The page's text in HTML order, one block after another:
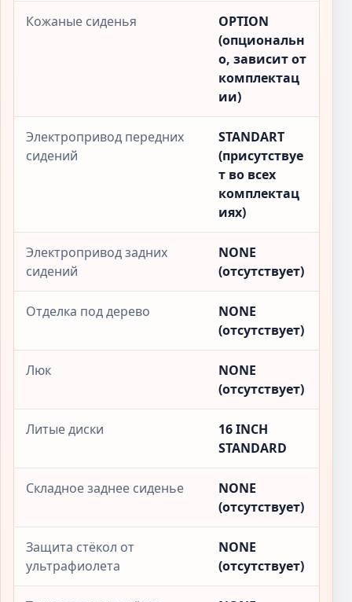
Кожаные сиденья
OPTION
(опциональн
о, зависит от
комплектац
ии)
Электропривод передних
сидений
STANDART
(присутствуе
т во всех
комплектац
иях)
Электропривод задних
сидений
NONE
(отсутствует)
Отделка под дерево
NONE
(отсутствует)
Люк
NONE
(отсутствует)
Литые диски
16 INCH
STANDARD
Складное заднее сиденье
NONE
(отсутствует)
Защита стёкол от
ультрафиолета
NONE
(отсутствует)